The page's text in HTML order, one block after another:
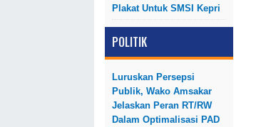
Plakat Untuk SMSI Kepri
POLITIK
Luruskan Persepsi
Publik, Wako Amsakar
Jelaskan Peran RT/RW
Dalam Optimalisasi PAD